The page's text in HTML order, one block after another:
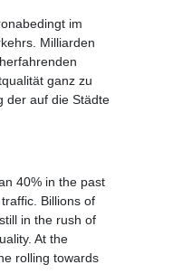
im
Milliarden
ganz zu
der auf die Städte
40% in the past
Billions of
in the rush of
At the
rolling towards